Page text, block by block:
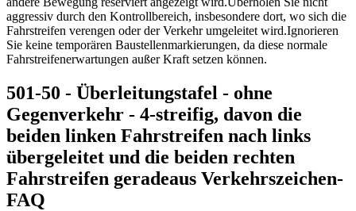
aggressiv durch den Kontrollbereich, insbesondere dort, wo sich die
Fahrstreifen verengen oder der Verkehr umgeleitet wird.Ignorieren
Sie keine temporären Baustellenmarkierungen, da diese normale
Fahrstreifen­erwartungen außer Kraft setzen können.
501-50 - Überleitungstafel - ohne
Gegenverkehr - 4-streifig, davon die
beiden linken Fahrstreifen nach links
übergeleitet und die beiden rechten
Fahrstreifen geradeaus Verkehrszeichen-
FAQ